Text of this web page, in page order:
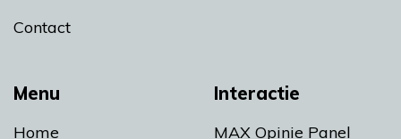
Menu
Home
Interactie
MAX Opinie Panel
Contact